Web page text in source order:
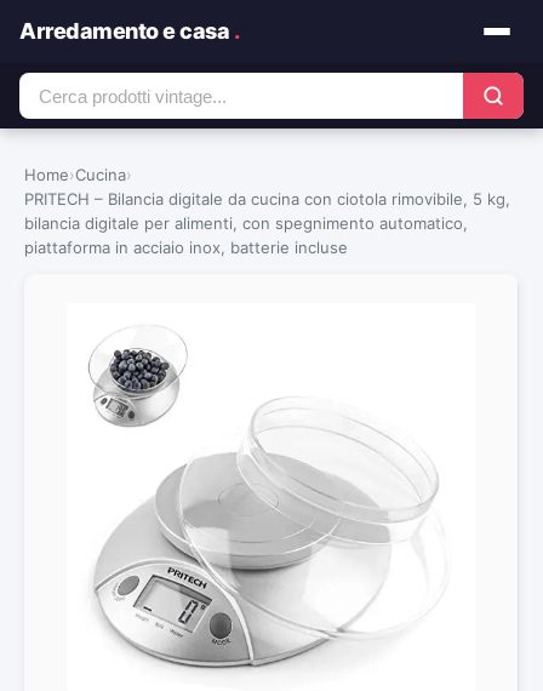
Arredamento e casa .
Home›Cucina›
PRITECH – Bilancia digitale da cucina con ciotola rimovibile, 5 kg,
bilancia digitale per alimenti, con spegnimento automatico,
piattaforma in acciaio inox, batterie incluse